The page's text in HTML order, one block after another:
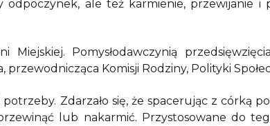
ale też karmienie, przewijanie i
Miejskiej. Pomysłodawczynią
przewodnicząca Komisji Rodziny, Polityki
Zdarzało się, że spacerując z córką
lub nakarmić. Przystosowane do